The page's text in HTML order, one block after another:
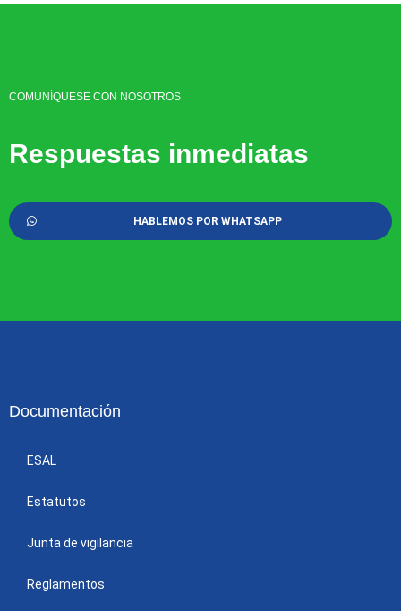
COMUNÍQUESE CON NOSOTROS
Respuestas inmediatas
HABLEMOS POR WHATSAPP
Documentación
ESAL
Estatutos
Junta de vigilancia
Reglamentos